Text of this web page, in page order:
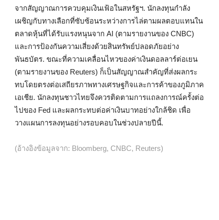
จากสัญญาณการควบคุมเงินเฟ้อในสหรัฐฯ. นักลงทุนกำลัง
เผชิญกับทางเลือกที่ซับซ้อนระหว่างการไล่ตามผลตอบแทนใน
ตลาดหุ้นที่ได้รับแรงหนุนจาก AI (ตามรายงานของ CNBC)
และการป้องกันความเสี่ยงด้วยสินทรัพย์ปลอดภัยอย่าง
พันธบัตร. ขณะที่ความเคลื่อนไหวของค่าเงินดอลลาร์ต่อเยน
(ตามรายงานของ Reuters) ก็เป็นสัญญาณสำคัญที่ส่งผลกระ
ทบโดยตรงต่อเสถียรภาพทางเศรษฐกิจและการค้าของภูมิภาค
เอเชีย. นักลงทุนชาวไทยจึงควรติดตามการแถลงการณ์ครั้งต่อ
ไปของ Fed และผลกระทบต่อค่าเงินบาทอย่างใกล้ชิด เพื่อ
วางแผนการลงทุนอย่างรอบคอบในช่วงปลายปีนี้.
(อ้างอิงข้อมูลจาก: Bloomberg, CNBC, Reuters)